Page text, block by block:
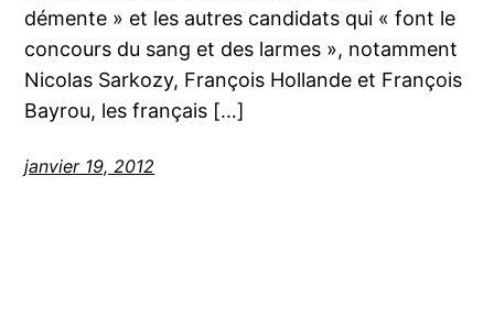
démente » et les autres candidats qui « font le
concours du sang et des larmes », notamment
Nicolas Sarkozy, François Hollande et François
Bayrou, les français […]
janvier 19, 2012